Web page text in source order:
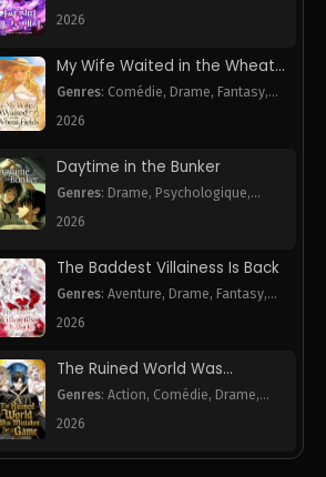
Harem
2026
My Wife Waited in the Wheat
Fields
Genres: Comédie, Drame, Fantasy,
Romance
2026
Daytime in the Bunker
Genres: Drame, Psychologique,
Romance
2026
The Baddest Villainess Is Back
Genres:Aventure, Drame, Fantasy,
Romance
2026
The Ruined World Was
Mistaken for a Game
Genres:Action, Comédie, Drame,
Fantasy
2026